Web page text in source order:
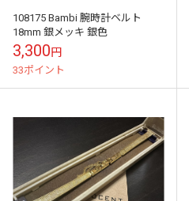
108175 Bambi 腕時計ベルト
18mm 銀メッキ 銀色
3,300円
33ポイント